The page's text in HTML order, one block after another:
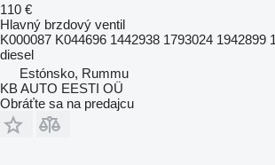
110 €
Hlavný brzdový ventil
K000087 K044696 1442938 1793024 1942899
diesel
Estónsko, Rummu
KB AUTO EESTI OÜ
Obráťte sa na predajcu